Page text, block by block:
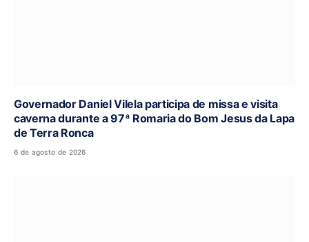
Governador Daniel Vilela participa de missa e visita
caverna durante a 97ª Romaria do Bom Jesus da Lapa
de Terra Ronca
6 de agosto de 2026